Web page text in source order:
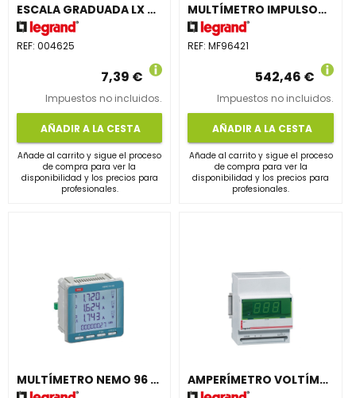
ESCALA GRADUADA LX 0-2000A
REF: 004625
7,39 €
Impuestos no incluidos.
AÑADIR A LA CESTA
Añade al carrito y sigue el proceso
de compra para ver la
disponibilidad y los precios para
profesionales.
MULTÍMETRO IMPULSOS NEMO 96 HDLE 5A RS485
REF:MF96421
542,46 €
Impuestos no incluidos.
AÑADIR A LA CESTA
Añade al carrito y sigue el proceso
de compra para ver la
disponibilidad y los precios para
profesionales.
MULTÍMETRO NEMO 96 HD 1-5A 500V AMPERÍMETRO VOLTÍMETRO DIGITAL MÓDULO